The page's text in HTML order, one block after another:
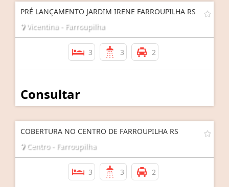
PRÉ LANÇAMENTO JARDIM IRENE FARROUPILHA RS
Vicentina - Farroupilha
3 3 2
Consultar
COBERTURA NO CENTRO DE FARROUPILHA RS
Centro - Farroupilha
3 3 2